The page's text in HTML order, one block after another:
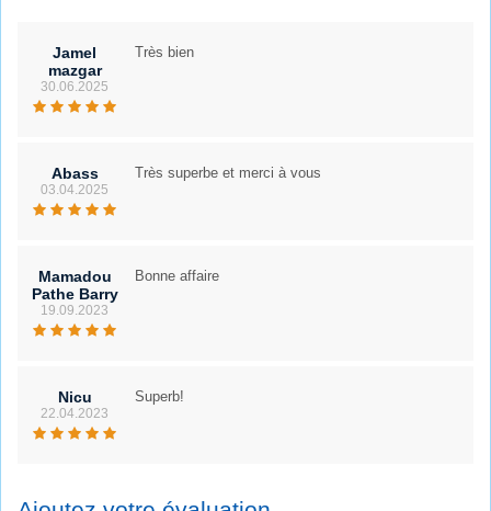
Jamel
mazgar
30.06.2025
Très bien
Abass
03.04.2025
Très superbe et merci à vous
Mamadou
Pathe Barry
19.09.2023
Bonne affaire
Nicu
22.04.2023
Superb!